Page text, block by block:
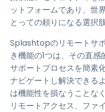
ットフォームであり、世
とっての頼りになる選択肢
Splashtopのリモートサ
き機能の1つは、その直感
サポートプロセスを簡素
ナビゲートし解決できる
は機能性を損なうことな
リモートアクセス、ファ